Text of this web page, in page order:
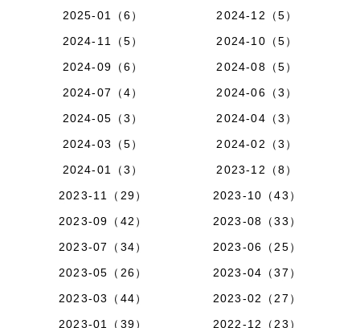
2025-01（6）
2024-12（5）
2024-11（5）
2024-10（5）
2024-09（6）
2024-08（5）
2024-07（4）
2024-06（3）
2024-05（3）
2024-04（3）
2024-03（5）
2024-02（3）
2024-01（3）
2023-12（8）
2023-11（29）
2023-10（43）
2023-09（42）
2023-08（33）
2023-07（34）
2023-06（25）
2023-05（26）
2023-04（37）
2023-03（44）
2023-02（27）
2023-01（39）
2022-12（23）